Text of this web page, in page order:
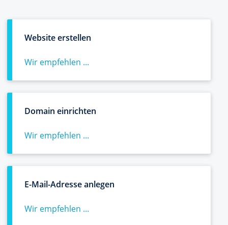
Website erstellen
Wir empfehlen ...
Domain einrichten
Wir empfehlen ...
E-Mail-Adresse anlegen
Wir empfehlen ...